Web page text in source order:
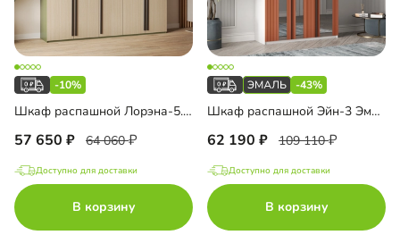
-10%
Шкаф распашной Лорэна-5.2 Премиум
57 650 64 060
Доступно для доставки
В корзину
-43%
Шкаф распашной Эйн-3 Эмаль Декор 3
62 190 109 110
Доступно для доставки
В корзину